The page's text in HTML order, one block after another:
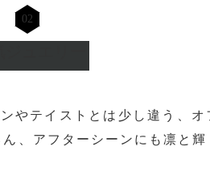
02
やテイストとは少し違う、
、アフターシーンにも凛と